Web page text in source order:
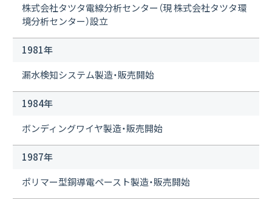
株式会社タツタ電線分析センター（現 株式会社タツタ環
境分析センター）設立
1981年
漏水検知システム製造・販売開始
1984年
ボンディングワイヤ製造・販売開始
1987年
ポリマー型銅導電ペースト製造・販売開始